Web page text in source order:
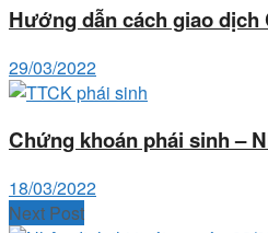
Hướng dẫn cách giao
29/03/2022
Chứng khoán phái sinh –
18/03/2022
Next Post